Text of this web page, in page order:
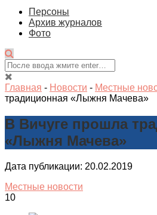
Персоны
Архив журналов
Фото
Главная - Новости - Местные
традиционная «Лыжня Мачева»
В Вичуге прошла
«Лыжня Мачева»
Дата публикации: 20.02.2019
Местные новости
10